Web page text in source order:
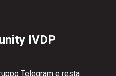
IVDP
Telegram e resta